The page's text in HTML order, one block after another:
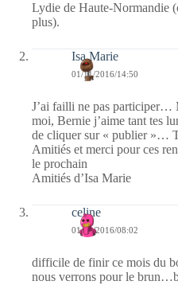
Lydie de Haute-Normandie
plus).
Isa Marie
01/11/2016/14:50
J’ai failli ne pas participer…
moi, Bernie j’aime tant tes
de cliquer sur « publier »…
Amitiés et merci pour ces
le prochain
Amitiés d’Isa Marie
celine
01/11/2016/08:02
difficile de finir ce mois du
nous verrons pour le